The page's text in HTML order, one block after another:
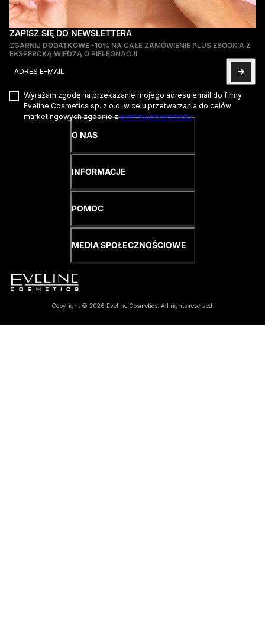
ZAPISZ SIĘ DO NEWSLETTERA
ZGARNIJ DODATKOWE -10% NA CAŁE ZAMÓWIENIE PLUS EBOOK'A Z
EKSPERCKĄ WIEDZĄ O PIELĘGNACJI
Wyrażam zgodę na przekazanie mojego adresu email do firmy
Eveline Cosmetics sp. z o.o. w celu przetwarzania do celów
marketingowych zgodnie zpolityką prywatności.
Ta strona jest chroniona przez hCaptcha i obowiązują na niej
O NAS
INFORMACJE
POMOC
MEDIA SPOŁECZNOŚCIOWE
Copyright © 2026 Eveline Cosmetics. All rights reserved.